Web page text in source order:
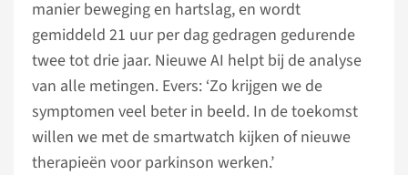
manier beweging en hartslag, en wordt
gemiddeld 21 uur per dag gedragen gedurende
twee tot drie jaar. Nieuwe AI helpt bij de analyse
van alle metingen. Evers: ‘Zo krijgen we de
symptomen veel beter in beeld. In de toekomst
willen we met de smartwatch kijken of nieuwe
therapieën voor parkinson werken.’